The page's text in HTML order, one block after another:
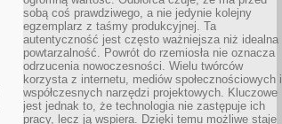
sobą coś prawdziwego, a nie jedynie kolejny
egzemplarz z taśmy produkcyjnej. Ta
autentyczność jest często ważniejsza niż idealna
powtarzalność. Powrót do rzemiosła nie oznacza
odrzucenia nowoczesności. Wielu twórców
korzysta z internetu, mediów społecznościowych i
współczesnych narzędzi projektowych. Kluczowe
jest jednak to, że technologia nie zastępuje ich
pracy, lecz ją wspiera. Dzięki temu możliwe staje